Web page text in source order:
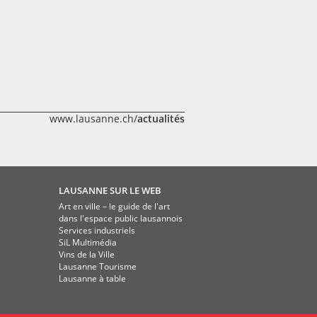
www.lausanne.ch/actualités
LAUSANNE SUR LE WEB
Art en ville – le guide de l'art
dans l'espace public lausannois
Services industriels
SiL Multimédia
Vins de la Ville
Lausanne Tourisme
Lausanne à table